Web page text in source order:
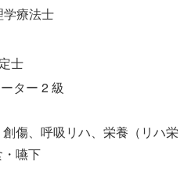
療法士
士
ター 2 級
傷、呼吸リハ、栄養（リハ栄
嚥下